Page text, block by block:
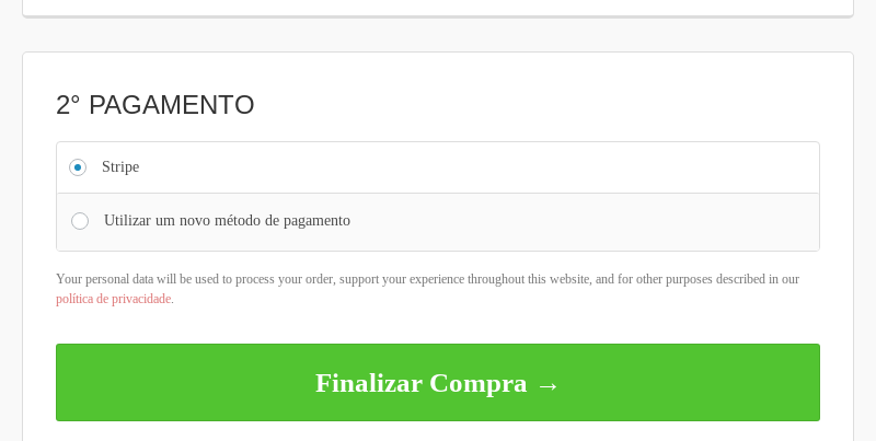
2° PAGAMENTO
Stripe
Utilizar um novo método de pagamento
Your personal data will be used to process your order, support your experience throughout this website, and for other purposes described in our
política de privacidade.
Finalizar Compra →